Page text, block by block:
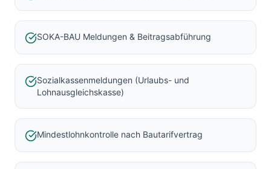
SOKA-BAU Meldungen & Beitragsabführung
Sozialkassenmeldungen (Urlaubs- und
Lohnausgleichskasse)
Mindestlohnkontrolle nach Bautarifvertrag